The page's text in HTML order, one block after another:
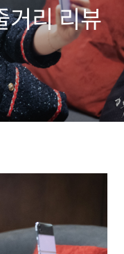
거리 리뷰